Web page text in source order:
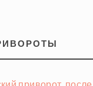
приворот,